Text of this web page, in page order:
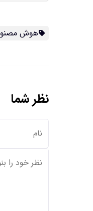
هوش
نظر شما